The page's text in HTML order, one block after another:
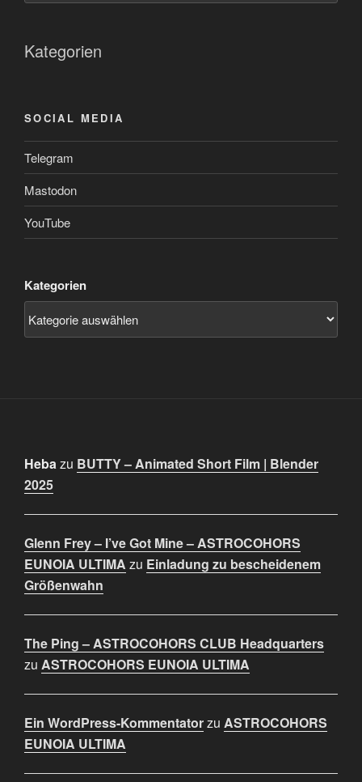
Kategorien
SOCIAL MEDIA
Telegram
Mastodon
YouTube
Kategorien
Hebazu BUTTY – Animated Short Film | Blender
2025
Glenn Frey – I’ve Got Mine – ASTROCOHORS
EUNOIA ULTIMA zu Einladung zu bescheidenem
Größenwahn
The Ping – ASTROCOHORS CLUB Headquarters
zu ASTROCOHORS EUNOIA ULTIMA
Ein WordPress-Kommentatorzu ASTROCOHORS
EUNOIA ULTIMA